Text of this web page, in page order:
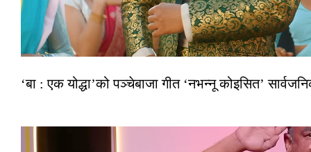
‘बा : एक योद्धा’को पञ्चेबाजा गीत ‘नभन्नू कोइसित’